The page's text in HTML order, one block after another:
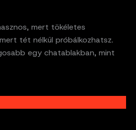
mert tökéletes
tét nélkül próbálkozhatsz.
egy chatablakban, mint